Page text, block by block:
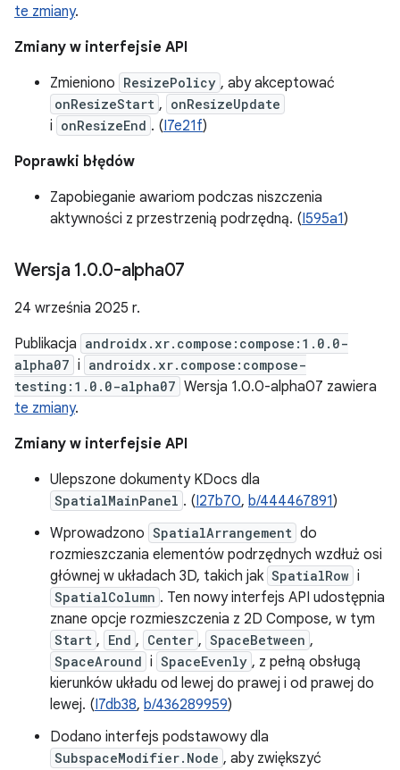
te zmiany.
Zmiany w interfejsie API
Zmieniono ResizePolicy , aby akceptować
onResizeStart , onResizeUpdate
i onResizeEnd . (I7e21f)
Poprawki błędów
Zapobieganie awariom podczas niszczenia
aktywności z przestrzenią podrzędną. (I595a1)
Wersja 1.0.0-alpha07
24 września 2025 r.
Publikacja androidx.xr.compose:compose:1.0.0-
alpha07 i androidx.xr.compose:compose-
testing:1.0.0-alpha07 Wersja 1.0.0-alpha07 zawiera
te zmiany.
Zmiany w interfejsie API
Ulepszone dokumenty KDocs dla
SpatialMainPanel . (I27b70, b/444467891)
Wprowadzono SpatialArrangement do
rozmieszczania elementów podrzędnych wzdłuż osi
głównej w układach 3D, takich jak SpatialRow i
SpatialColumn . Ten nowy interfejs API udostępnia
znane opcje rozmieszczenia z 2D Compose, w tym
Start , End , Center , SpaceBetween ,
SpaceAround i SpaceEvenly , z pełną obsługą
kierunków układu od lewej do prawej i od prawej do
lewej. (I7db38, b/436289959)
Dodano interfejs podstawowy dla
SubspaceModifier.Node , aby zwiększyć